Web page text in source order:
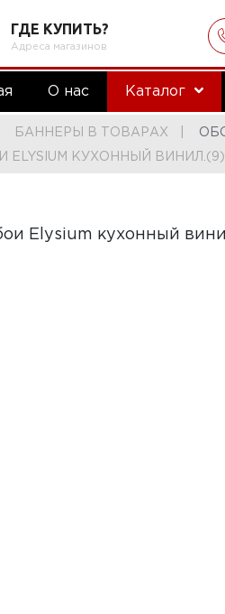
ГДЕ КУПИТЬ?
Адреса магазинов
О нас Каталог
БАННЕРЫ В ТОВАРАХ
ELYSIUM КУХОННЫЙ ВИНИЛ.(9)